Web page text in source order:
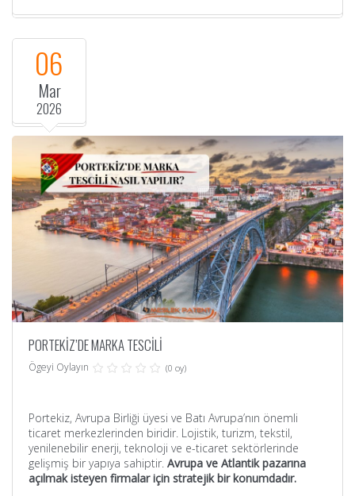
06
Mar
2026
PORTEKİZ’DE MARKA TESCİLİ
Ögeyi Oylayın (0 oy)
Portekiz, Avrupa Birliği üyesi ve Batı Avrupa’nın önemli
ticaret merkezlerinden biridir. Lojistik, turizm, tekstil,
yenilenebilir enerji, teknoloji ve e-ticaret sektörlerinde
gelişmiş bir yapıya sahiptir. Avrupa ve Atlantik pazarına
açılmak isteyen firmalar için stratejik bir konumdadır.